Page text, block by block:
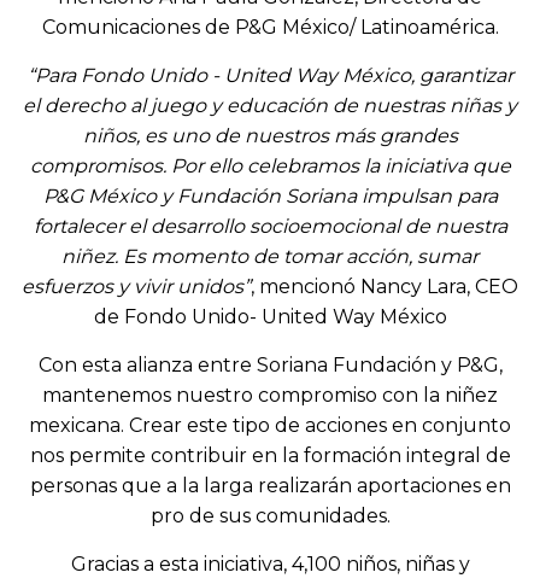
Comunicaciones de P&G México/ Latinoamérica.
“Para Fondo Unido - United Way México, garantizar
el derecho al juego y educación de nuestras niñas y
niños, es uno de nuestros más grandes
compromisos. Por ello celebramos la iniciativa que
P&G México y Fundación Soriana impulsan para
fortalecer el desarrollo socioemocional de nuestra
niñez. Es momento de tomar acción, sumar
esfuerzos y vivir unidos”, mencionó Nancy Lara, CEO
de Fondo Unido- United Way México
Con esta alianza entre Soriana Fundación y P&G,
mantenemos nuestro compromiso con la niñez
mexicana. Crear este tipo de acciones en conjunto
nos permite contribuir en la formación integral de
personas que a la larga realizarán aportaciones en
pro de sus comunidades.
Gracias a esta iniciativa, 4,100 niños, niñas y